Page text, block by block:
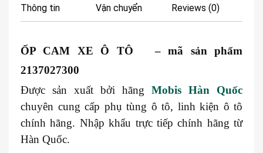
Thông tin Vận chuyển Reviews (0)
ỐP CAM XE Ô TÔ – mã sản phẩm
2137027300
Được sản xuất bởi hãng Mobis Hàn Quốc
chuyên cung cấp phụ tùng ô tô, linh kiện ô tô
chính hãng. Nhập khẩu trực tiếp chính hãng từ
Hàn Quốc.